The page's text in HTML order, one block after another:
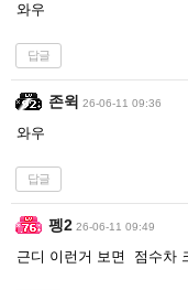
와우
답글
존윅 26-06-11 09:36
와우
답글
펭2 26-06-11 09:49
근디 이런거 보면 점수차